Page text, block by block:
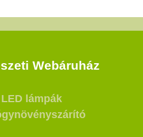
Webáruház
lámpák